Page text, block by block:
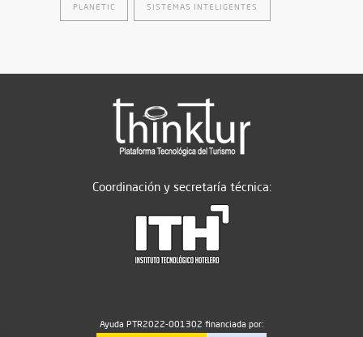
PLANETIC SISTEMAS INTELIGENTES
Coordinación y secretaría técnica:
Ayuda PTR2022-001302 financiada por: